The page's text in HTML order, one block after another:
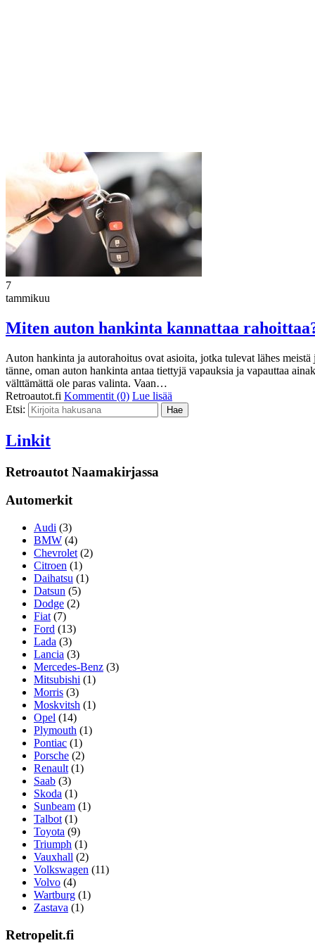
7
tammikuu
Miten auton hankinta kannattaa
Auton hankinta ja autorahoitus ovat asioita, jotka tulevat lähes
tänne, oman auton hankinta antaa tiettyjä vapauksia ja vapauttaa
välttämättä ole paras valinta. Vaan…
Retroautot.fi Kommentit (0) Lue lisää
Etsi:
Linkit
Retroautot Naamakirjassa
Automerkit
Audi (3)
BMW (4)
Chevrolet (2)
Citroen (1)
Daihatsu (1)
Datsun (5)
Dodge (2)
Fiat (7)
Ford (13)
Lada (3)
Lancia (3)
Mercedes-Benz (3)
Mitsubishi (1)
Morris (3)
Moskvitsh (1)
Opel (14)
Plymouth (1)
Pontiac (1)
Porsche (2)
Renault (1)
Saab (3)
Skoda (1)
Sunbeam (1)
Talbot (1)
Toyota (9)
Triumph (1)
Vauxhall (2)
Volkswagen (11)
Volvo (4)
Wartburg (1)
Zastava (1)
Retropelit.fi